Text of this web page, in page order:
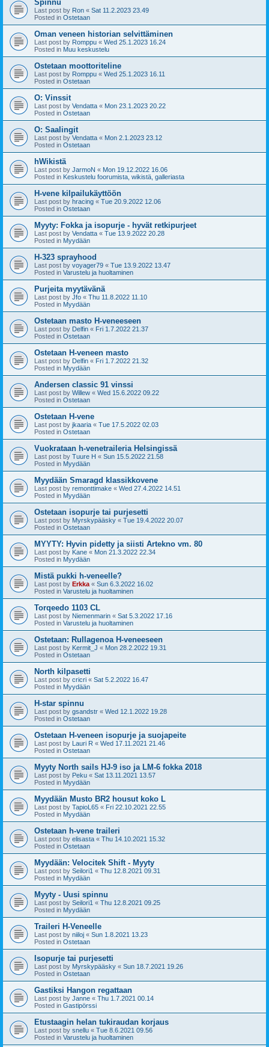
Spinnu
Last post by Ron « Sat 11.2.2023 23.49
Posted in Ostetaan
Oman veneen historian selvittäminen
Last post by Romppu « Wed 25.1.2023 16.24
Posted in Muu keskustelu
Ostetaan moottoriteline
Last post by Romppu « Wed 25.1.2023 16.11
Posted in Ostetaan
O: Vinssit
Last post by Vendatta « Mon 23.1.2023 20.22
Posted in Ostetaan
O: Saalingit
Last post by Vendatta « Mon 2.1.2023 23.12
Posted in Ostetaan
hWikistä
Last post by JarmoN « Mon 19.12.2022 16.06
Posted in Keskustelu foorumista, wikistä, galleriasta
H-vene kilpailukäyttöön
Last post by hracing « Tue 20.9.2022 12.06
Posted in Ostetaan
Myyty: Fokka ja isopurje - hyvät retkipurjeet
Last post by Vendatta « Tue 13.9.2022 20.28
Posted in Myydään
H-323 sprayhood
Last post by voyager79 « Tue 13.9.2022 13.47
Posted in Varustelu ja huoltaminen
Purjeita myytävänä
Last post by Jfo « Thu 11.8.2022 11.10
Posted in Myydään
Ostetaan masto H-veneeseen
Last post by Delfin « Fri 1.7.2022 21.37
Posted in Ostetaan
Ostetaan H-veneen masto
Last post by Delfin « Fri 1.7.2022 21.32
Posted in Myydään
Andersen classic 91 vinssi
Last post by Willew « Wed 15.6.2022 09.22
Posted in Ostetaan
Ostetaan H-vene
Last post by jkaaria « Tue 17.5.2022 02.03
Posted in Ostetaan
Vuokrataan h-venetraileria Helsingissä
Last post by Tuure H « Sun 15.5.2022 21.58
Posted in Myydään
Myydään Smaragd klassikkovene
Last post by remonttimake « Wed 27.4.2022 14.51
Posted in Myydään
Ostetaan isopurje tai purjesetti
Last post by Myrskypääsky « Tue 19.4.2022 20.07
Posted in Ostetaan
MYYTY: Hyvin pidetty ja siisti Artekno vm. 80
Last post by Kane « Mon 21.3.2022 22.34
Posted in Myydään
Mistä pukki h-veneelle?
Last post by Erkka « Sun 6.3.2022 16.02
Posted in Varustelu ja huoltaminen
Torqeedo 1103 CL
Last post by Niemenmarin « Sat 5.3.2022 17.16
Posted in Varustelu ja huoltaminen
Ostetaan: Rullagenoa H-veneeseen
Last post by Kermit_J « Mon 28.2.2022 19.31
Posted in Ostetaan
North kilpasetti
Last post by cricri « Sat 5.2.2022 16.47
Posted in Myydään
H-star spinnu
Last post by gsandstr « Wed 12.1.2022 19.28
Posted in Ostetaan
Ostetaan H-veneen isopurje ja suojapeite
Last post by Lauri R « Wed 17.11.2021 21.46
Posted in Ostetaan
Myyty North sails HJ-9 iso ja LM-6 fokka 2018
Last post by Peku « Sat 13.11.2021 13.57
Posted in Myydään
Myydään Musto BR2 housut koko L
Last post by TapioL65 « Fri 22.10.2021 22.55
Posted in Myydään
Ostetaan h-vene traileri
Last post by elisasta « Thu 14.10.2021 15.32
Posted in Ostetaan
Myydään: Velocitek Shift - Myyty
Last post by Seilori1 « Thu 12.8.2021 09.31
Posted in Myydään
Myyty - Uusi spinnu
Last post by Seilori1 « Thu 12.8.2021 09.25
Posted in Myydään
Traileri H-Veneelle
Last post by niiloj « Sun 1.8.2021 13.23
Posted in Ostetaan
Isopurje tai purjesetti
Last post by Myrskypääsky « Sun 18.7.2021 19.26
Posted in Ostetaan
Gastiksi Hangon regattaan
Last post by Janne « Thu 1.7.2021 00.14
Posted in Gastipörssi
Etustaagin helan tukiraudan korjaus
Last post by snellu « Tue 8.6.2021 09.56
Posted in Varustelu ja huoltaminen